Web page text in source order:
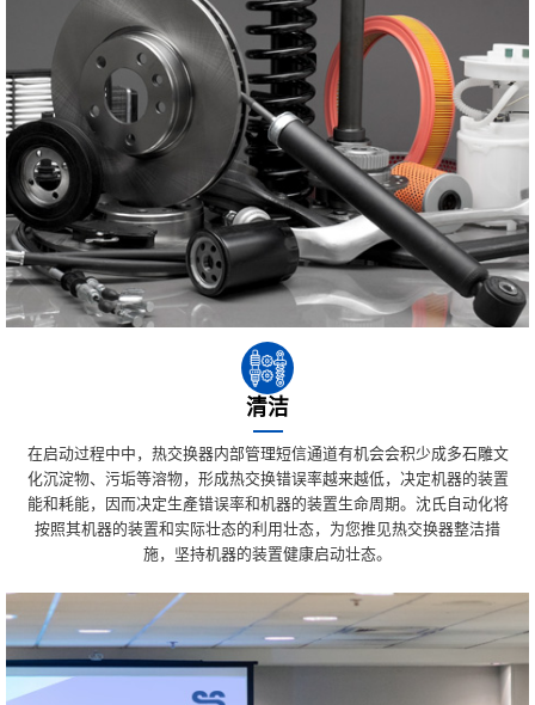
清洁
在启动过程中中，热交换器内部管理短信通道有机会会积少成多石雕文
化沉淀物、污垢等溶物，形成热交换错误率越来越低，决定机器的装置
能和耗能，因而决定生產错误率和机器的装置生命周期。沈氏自动化将
按照其机器的装置和实际壮态的利用壮态，为您推见热交换器整洁措
施，坚持机器的装置健康启动壮态。